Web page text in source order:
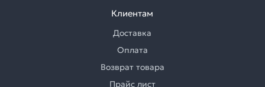
Клиентам
Доставка
Оплата
Возврат товара
Прайс лист